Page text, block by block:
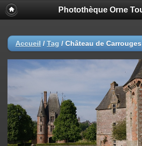
Photothèque Orne
Accueil / Tag / Château de Carrouges